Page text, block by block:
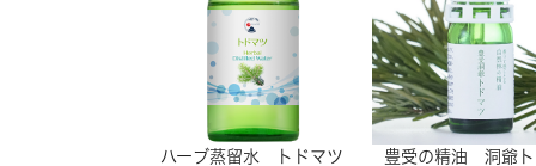
ハーブ蒸留水 トドマツ
豊受の精油 洞爺ト